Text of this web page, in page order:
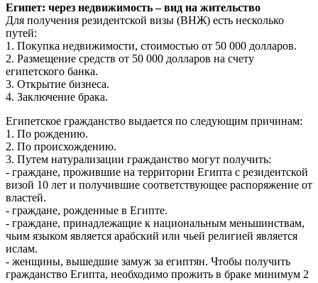
Египет: через недвижимость – вид на жительство
Для получения резидентской визы (ВНЖ) есть несколько
путей:
1. Покупка недвижимости, стоимостью от 50 000 долларов.
2. Размещение средств от 50 000 долларов на счету
египетского банка.
3. Открытие бизнеса.
4. Заключение брака.
Египетское гражданство выдается по следующим причинам:
1. По рождению.
2. По происхождению.
3. Путем натурализации гражданство могут получить:
- граждане, прожившие на территории Египта с резидентской
визой 10 лет и получившие соответствующее распоряжение от
властей.
- граждане, рожденные в Египте.
- граждане, принадлежащие к национальным меньшинствам,
чьим языком является арабский или чьей религией является
ислам.
- женщины, вышедшие замуж за египтян. Чтобы получить
гражданство Египта, необходимо прожить в браке минимум 2